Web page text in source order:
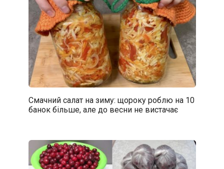
Смачний салат на зиму: щороку роблю на 10
банок більше, але до весни не вистачає